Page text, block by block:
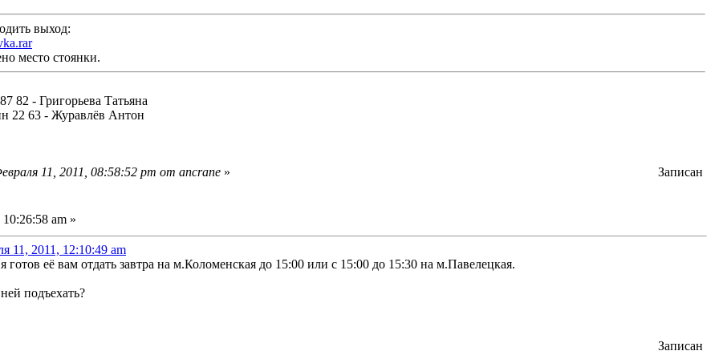
выход:
место стоянки.
82 - Григорьева Татьяна
22 63 - Журавлёв Антон
11, 2011, 08:58:52 pm от ancrane » Записан
am »
11, 2011, 12:10:49 am
её вам отдать завтра на м.Коломенская до 15:00 или с 15:00 до 15:30 на м.Павелецкая.
подъехать?
Записан